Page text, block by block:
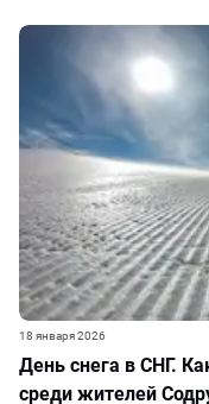
День снега в СНГ.
среди жителей
18 января 2026